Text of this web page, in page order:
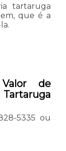
tartaruga
que é a
de
5335 ou